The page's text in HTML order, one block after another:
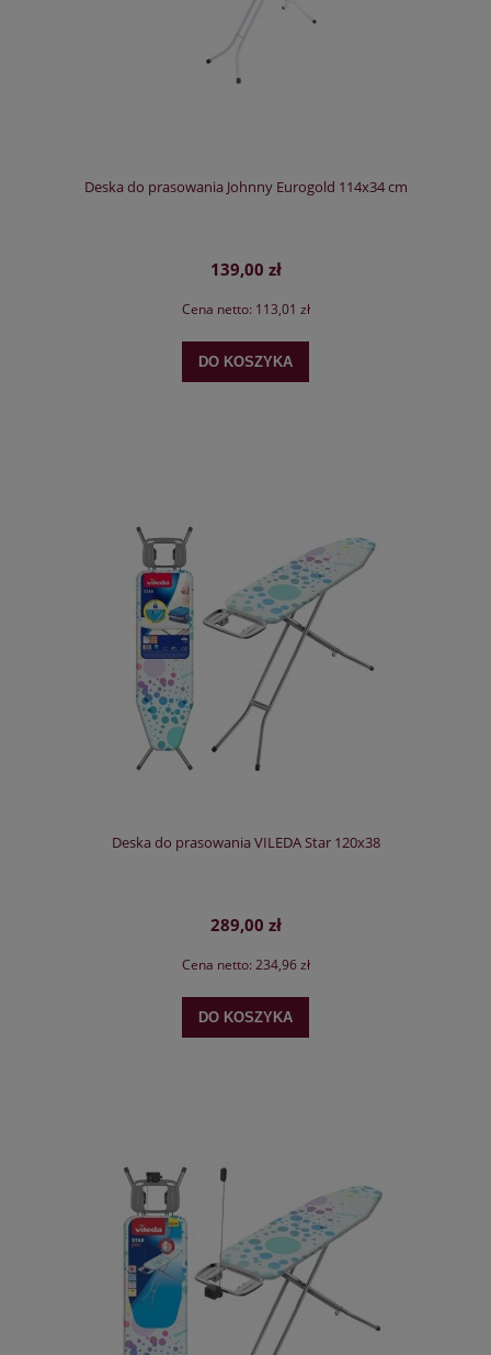
Deska do prasowania Johnny Eurogold 114x34 cm
139,00 zł
Cena netto: 113,01 zł
DO KOSZYKA
Deska do prasowania VILEDA Star 120x38
289,00 zł
Cena netto: 234,96 zł
DO KOSZYKA